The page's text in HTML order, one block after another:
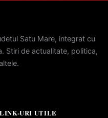
Satu Mare, integrat cu
Stiri de actualitate, politica,
LINK-URI UTILE